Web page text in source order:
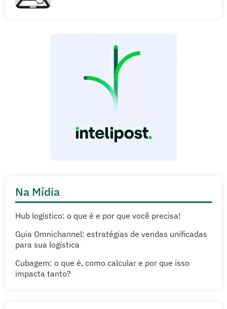
Na Mídia
Hub logístico: o que é e por que você precisa!
Guia Omnichannel: estratégias de vendas unificadas
para sua logística
Cubagem: o que é, como calcular e por que isso
impacta tanto?